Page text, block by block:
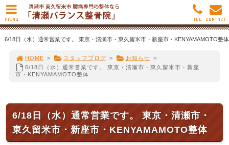
6/18日（水）通常営業です。 東京・清瀬市・東久留米市・新座市・KENYAMAMOTO整体
HOME > スタッフブログ > お知らせ >
6/18日（水）通常営業です。 東京・清瀬市・東久留米市・新座
市・KENYAMAMOTO整体
6/18日（水）通常営業です。 東京・清瀬市・
東久留米市・新座市・KENYAMAMOTO整体
MENU CONTACT
TEL